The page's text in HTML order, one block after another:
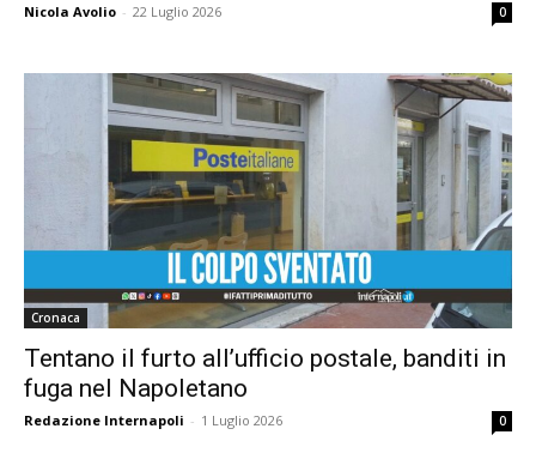
Nicola Avolio - 22 Luglio 2026 0
Cronaca
Tentano il furto all’ufficio postale, banditi in
fuga nel Napoletano
Redazione Internapoli - 1 Luglio 2026 0